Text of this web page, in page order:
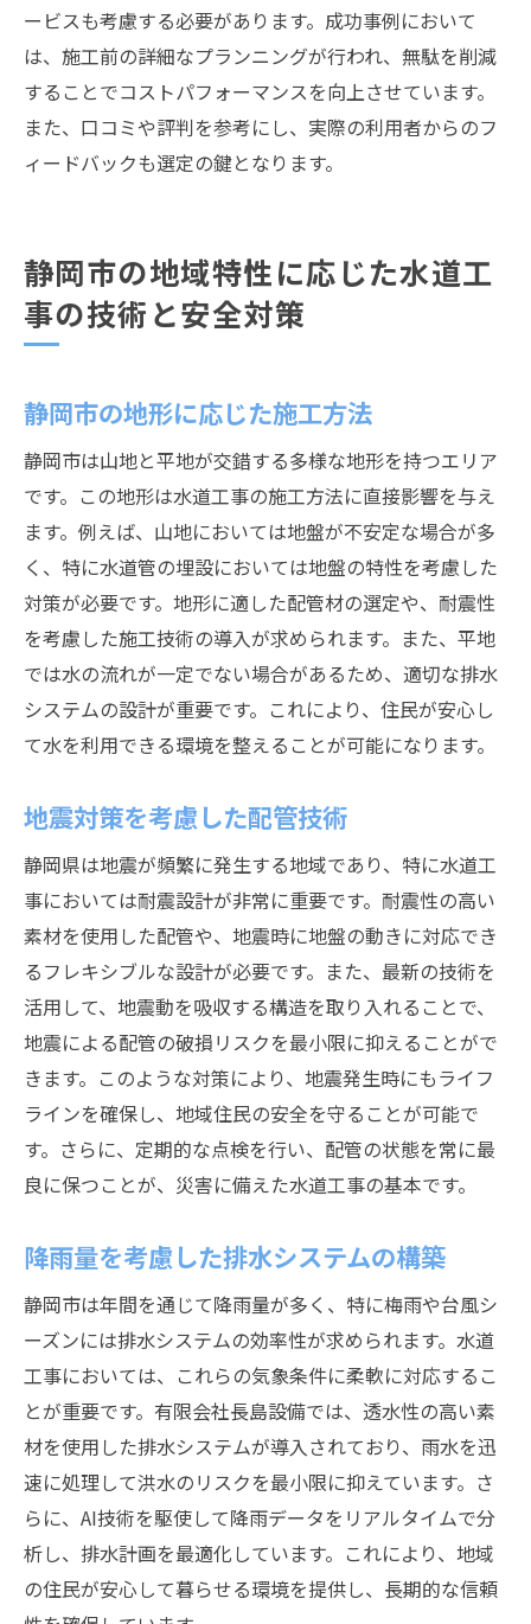
ービスも考慮する必要があります。成功事例において
は、施工前の詳細なプランニングが行われ、無駄を削減
することでコストパフォーマンスを向上させています。
また、口コミや評判を参考にし、実際の利用者からのフ
ィードバックも選定の鍵となります。
静岡市の地域特性に応じた水道工
事の技術と安全対策
静岡市の地形に応じた施工方法
静岡市は山地と平地が交錯する多様な地形を持つエリア
です。この地形は水道工事の施工方法に直接影響を与え
ます。例えば、山地においては地盤が不安定な場合が多
く、特に水道管の埋設においては地盤の特性を考慮した
対策が必要です。地形に適した配管材の選定や、耐震性
を考慮した施工技術の導入が求められます。また、平地
では水の流れが一定でない場合があるため、適切な排水
システムの設計が重要です。これにより、住民が安心し
て水を利用できる環境を整えることが可能になります。
地震対策を考慮した配管技術
静岡県は地震が頻繁に発生する地域であり、特に水道工
事においては耐震設計が非常に重要です。耐震性の高い
素材を使用した配管や、地震時に地盤の動きに対応でき
るフレキシブルな設計が必要です。また、最新の技術を
活用して、地震動を吸収する構造を取り入れることで、
地震による配管の破損リスクを最小限に抑えることがで
きます。このような対策により、地震発生時にもライフ
ラインを確保し、地域住民の安全を守ることが可能で
す。さらに、定期的な点検を行い、配管の状態を常に最
良に保つことが、災害に備えた水道工事の基本です。
降雨量を考慮した排水システムの構築
静岡市は年間を通じて降雨量が多く、特に梅雨や台風シ
ーズンには排水システムの効率性が求められます。水道
工事においては、これらの気象条件に柔軟に対応するこ
とが重要です。有限会社長島設備では、透水性の高い素
材を使用した排水システムが導入されており、雨水を迅
速に処理して洪水のリスクを最小限に抑えています。さ
らに、AI技術を駆使して降雨データをリアルタイムで分
析し、排水計画を最適化しています。これにより、地域
の住民が安心して暮らせる環境を提供し、長期的な信頼